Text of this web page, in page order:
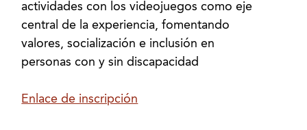
actividades con los videojuegos como eje
central de la experiencia, fomentando
valores, socialización e inclusión en
personas con y sin discapacidad
Enlace de inscripción